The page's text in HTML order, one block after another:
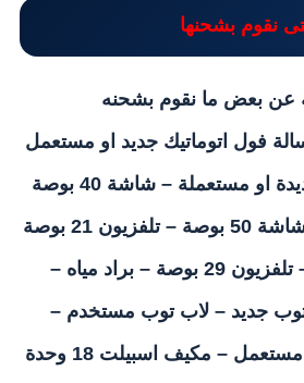
نقوم بشحنها
عن بعض ما نقوم بشحنه
فول اتوماتيك جديد او مستعمل
– شاشة 32 بوصة جديدة او مستعملة – شاشة 40 بوصة
– شاشة 42 بوصة – شاشة 50 بوصة – تلفزيون 21 بوصة
– تلفزيون 25 بوصة – تلفزيون 29 بوصة – براد مياه –
توب جديد – لاب توب مستخدم –
مكيف شباك جديد او مستعمل – مكيف اسبيلت 18 وحدة